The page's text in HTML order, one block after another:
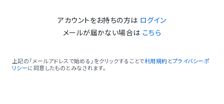
アカウントをお持ちの方は ログイン
メールが届かない場合は こちら
上記の「メールアドレスで始める」をクリックすることで利用規約 とプライバシーポ
リシーに同意したものとみなされます。